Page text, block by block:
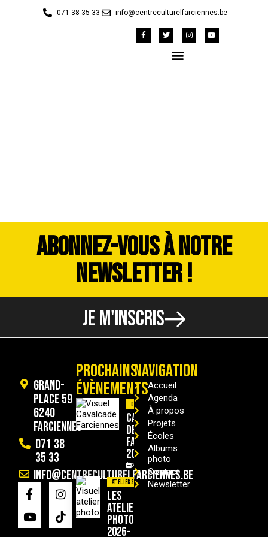
071 38 35 33 info@centreculturelfarciennes.be
ABONNEZ-VOUS À NOTRE
NEWSLETTER !
JE M'INSCRIS
Grand-
Place 59
6240
Farciennes
071 38
35 33
info@centreculturelfarciennes.be
PROCHAINS
ÉVÈNEMENTS
Divers
Cavalcade
de
Farciennes
2026
29/08/2026
Ateliers
Les
ateliers
photo
2026-
NAVIGATION
Accueil
Agenda
À propos
Projets
Écoles
Albums
photo
Contact
Newsletter